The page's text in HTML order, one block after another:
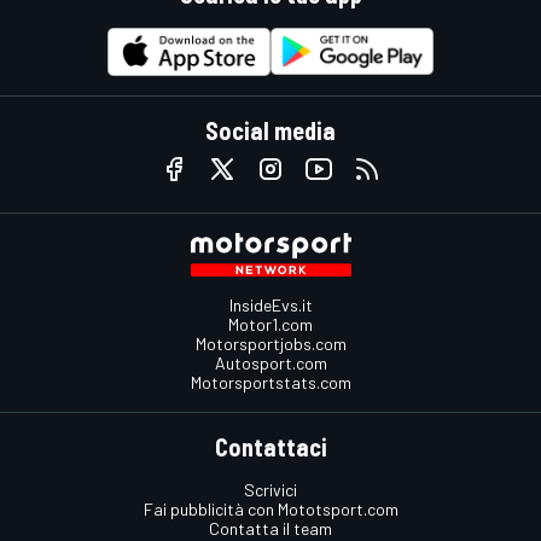
Social media
InsideEvs.it
Motor1.com
Motorsportjobs.com
Autosport.com
Motorsportstats.com
Contattaci
Scrivici
Fai pubblicità con Mototsport.com
Contatta il team